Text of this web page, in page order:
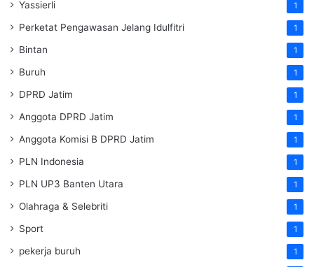
Yassierli 1
Perketat Pengawasan Jelang Idulfitri 1
Bintan 1
Buruh 1
DPRD Jatim 1
Anggota DPRD Jatim 1
Anggota Komisi B DPRD Jatim 1
PLN Indonesia 1
PLN UP3 Banten Utara 1
Olahraga & Selebriti 1
Sport 1
pekerja buruh 1